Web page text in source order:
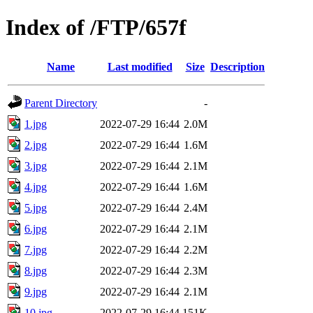
Index of /FTP/657f
Name Last modified Size Description
Parent Directory
-
1.jpg
2022-07-29 16:44 2.0M
2.jpg
2022-07-29 16:44 1.6M
3.jpg
2022-07-29 16:44 2.1M
4.jpg
2022-07-29 16:44 1.6M
5.jpg
2022-07-29 16:44 2.4M
6.jpg
2022-07-29 16:44 2.1M
7.jpg
2022-07-29 16:44 2.2M
8.jpg
2022-07-29 16:44 2.3M
9.jpg
2022-07-29 16:44 2.1M